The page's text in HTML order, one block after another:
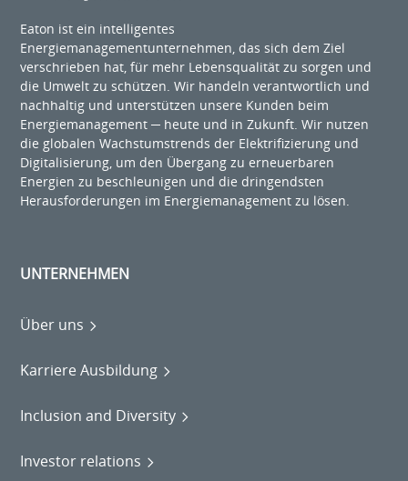
Eaton ist ein intelligentes
Energiemanagementunternehmen, das sich dem Ziel
verschrieben hat, für mehr Lebensqualität zu sorgen und
die Umwelt zu schützen. Wir handeln verantwortlich und
nachhaltig und unterstützen unsere Kunden beim
Energiemanagement ─ heute und in Zukunft. Wir nutzen
die globalen Wachstumstrends der Elektrifizierung und
Digitalisierung, um den Übergang zu erneuerbaren
Energien zu beschleunigen und die dringendsten
Herausforderungen im Energiemanagement zu lösen.
UNTERNEHMEN
Über uns
Karriere Ausbildung
Inclusion and Diversity
Investor relations